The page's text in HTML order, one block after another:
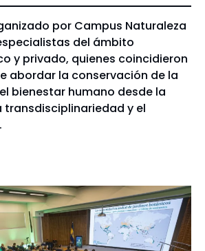
por Campus Naturaleza
del ámbito
y privado, quienes coincidieron
abordar la conservación de la
bienestar humano desde la
y el